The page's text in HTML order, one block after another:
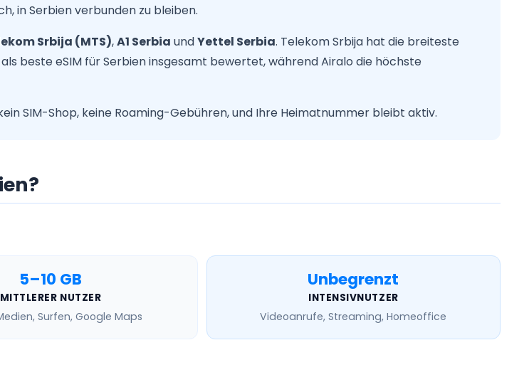
in Serbien verbunden zu bleiben.
Srbija (MTS),A1 Serbia undYettel Serbia. Telekom Srbija hat die breiteste
beste eSIM für Serbien insgesamt bewertet, während Airalo die höchste
SIM-Shop, keine Roaming-Gebühren, und Ihre Heimatnummer bleibt aktiv.
5–10 GB
MITTLERER NUTZER
Surfen, Google Maps
Unbegrenzt
INTENSIVNUTZER
Videoanrufe, Streaming, Homeoffice